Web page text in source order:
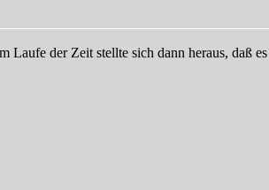
Laufe der Zeit stellte sich dann heraus, daß